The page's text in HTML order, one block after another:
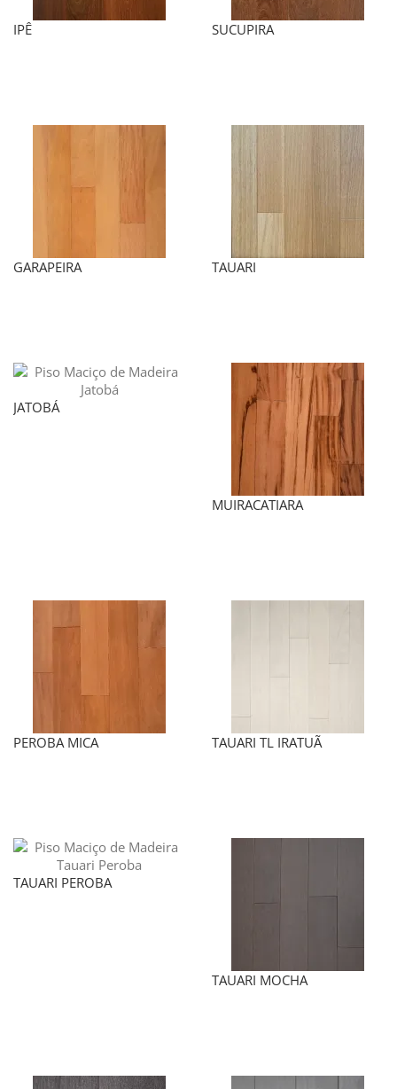
IPÊ SUCUPIRA
GARAPEIRA TAUARI
JATOBÁ
MUIRACATIARA
PEROBA MICA TAUARI TL IRATUÃ
TAUARI PEROBA
TAUARI MOCHA